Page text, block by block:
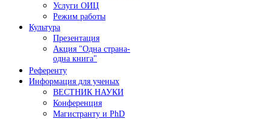
Услуги ОИЦ
Режим работы
Культура
Презентация
Акция "Одна страна-
одна книга"
Референту
Информация для ученых
ВЕСТНИК НАУКИ
Конференция
Магистранту и PhD